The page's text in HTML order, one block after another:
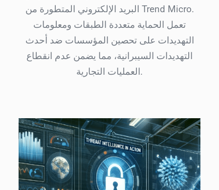
البريد الإلكتروني المتطورة من Trend Micro.
تعمل الحماية متعددة الطبقات ومعلومات
التهديدات على تحصين المؤسسات ضد أحدث
التهديدات السيبرانية، مما يضمن عدم انقطاع
العمليات التجارية.